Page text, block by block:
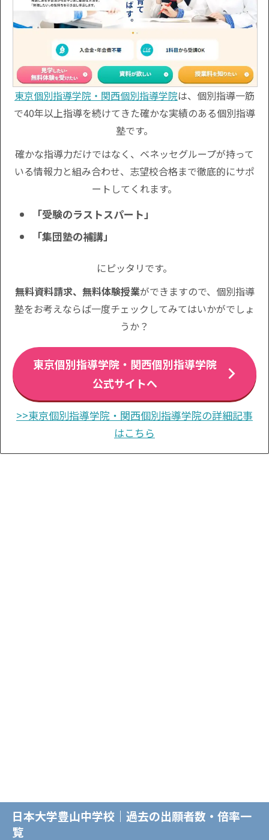
東京個別指導学院・関西個別指導学院は、個別指導一筋
で40年以上指導を続けてきた確かな実績のある個別指導
塾です。
確かな指導力だけではなく、ベネッセグループが持って
いる情報力と組み合わせ、志望校合格まで徹底的にサポ
ートしてくれます。
「受験のラストスパート」
「集団塾の補講」
にピッタリです。
無料資料請求、無料体験授業ができますので、個別指導
塾をお考えならば一度チェックしてみてはいかがでしょ
うか？
東京個別指導学院・関西個別指導学院
公式サイトへ
>>東京個別指導学院・関西個別指導学院の詳細記事
はこちら
日本大学豊山中学校｜過去の出願者数・倍率一
覧